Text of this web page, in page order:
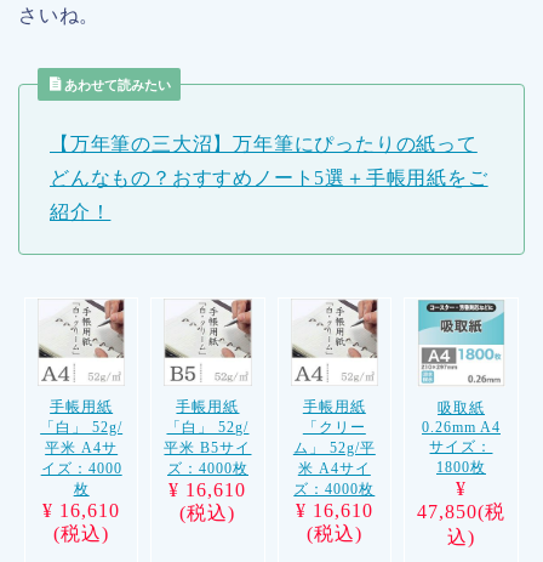
さいね。
あわせて読みたい
【万年筆の三大沼】万年筆にぴったりの紙って
どんなもの？おすすめノート5選＋手帳用紙をご
紹介！
手帳用紙
「白」 52g/
平米 A4サ
イズ：4000
枚
¥ 16,610
(税込)
手帳用紙
「白」 52g/
平米 B5サイ
ズ：4000枚
¥ 16,610
(税込)
手帳用紙
「クリー
ム」 52g/平
米 A4サイ
ズ：4000枚
¥ 16,610
(税込)
吸取紙
0.26mm A4
サイズ：
1800枚
¥
47,850(税
込)